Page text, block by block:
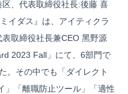
、代表取締役社⻑:後藤 喜
イダス』は、アイティクラ
取締役社⻑兼CEO 黑野源
2023 Fall」にて、6部門で
。その中でも「ダイレクト
」「離職防止ツール」「適性